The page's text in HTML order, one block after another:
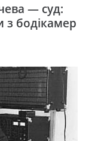
— суд:
з бодікамер